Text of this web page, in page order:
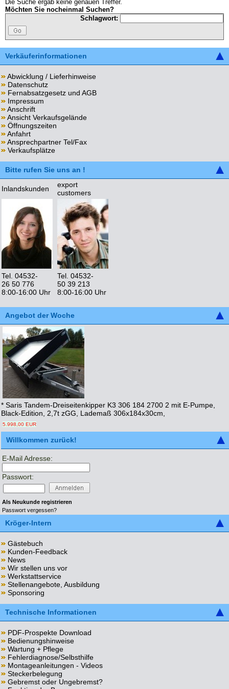
Die Suche ergab keine genauen Treffer.
Möchten Sie nocheinmal Suchen?
Schlagwort:
Verkäuferinformationen
Abwicklung / Lieferhinweise
Datenschutz
Fernabsatzgesetz und AGB
Impressum
Anschrift
Ansicht Verkaufsgelände
Öffnungszeiten
Anfahrt
Ansprechpartner Tel/Fax
Verkaufsplätze
Bitte rufen Sie uns an !
Inlandskunden
export
customers
Tel. 04532-
26 50 776
8:00-16:00 Uhr
Tel. 04532-
50 39 213
8:00-16:00 Uhr
Angebot der Woche
* Saris Tandem-Dreiseitenkipper K3 306 184 2700 2 mit E-Pumpe,
Black-Edition, 2,7t zGG, Lademaß 306x184x30cm,
5.998,00 EUR
Willkommen zurück!
E-Mail Adresse:
Passwort:
Als Neukunde registrieren
Passwort vergessen?
Kröger-Intern
Gästebuch
Kunden-Feedback
News
Wir stellen uns vor
Werkstattservice
Stellenangebote, Ausbildung
Sponsoring
Technische Informationen
PDF-Prospekte Download
Bedienungshinweise
Wartung + Pflege
Fehlerdiagnose/Selbsthilfe
Montageanleitungen - Videos
Steckerbelegung
Gebremst oder Ungebremst?